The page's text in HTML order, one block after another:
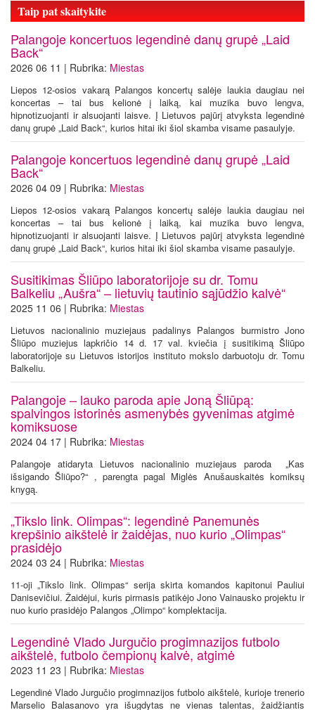
Taip pat skaitykite
Palangoje koncertuos legendinė danų grupė „Laid
Back“
2026 06 11 | Rubrika: Miestas
Liepos 12-osios vakarą Palangos koncertų salėje laukia daugiau nei
koncertas – tai bus kelionė į laiką, kai muzika buvo lengva,
hipnotizuojanti ir alsuojanti laisve. Į Lietuvos pajūrį atvyksta legendinė
danų grupė „Laid Back“, kurios hitai iki šiol skamba visame pasaulyje.
Palangoje koncertuos legendinė danų grupė „Laid
Back“
2026 04 09 | Rubrika: Miestas
Liepos 12-osios vakarą Palangos koncertų salėje laukia daugiau nei
koncertas – tai bus kelionė į laiką, kai muzika buvo lengva,
hipnotizuojanti ir alsuojanti laisve. Į Lietuvos pajūrį atvyksta legendinė
danų grupė „Laid Back“, kurios hitai iki šiol skamba visame pasaulyje.
Susitikimas Šliūpo laboratorijoje su dr. Tomu
Balkeliu „Aušra“ – lietuvių tautinio sąjūdžio kalvė“
2025 11 06 | Rubrika: Miestas
Lietuvos nacionalinio muziejaus padalinys Palangos burmistro Jono
Šliūpo muziejus lapkričio 14 d. 17 val. kviečia į susitikimą Šliūpo
laboratorijoje su Lietuvos istorijos instituto mokslo darbuotoju dr. Tomu
Balkeliu.
Palangoje – lauko paroda apie Joną Šliūpą:
spalvingos istorinės asmenybės gyvenimas atgimė
komiksuose
2024 04 17 | Rubrika: Miestas
Palangoje atidaryta Lietuvos nacionalinio muziejaus paroda „Kas
išsigando Šliūpo?“ , parengta pagal Miglės Anušauskaitės komiksų
knygą.
„Tikslo link. Olimpas“: legendinė Panemunės
krepšinio aikštelė ir žaidėjas, nuo kurio „Olimpas“
prasidėjo
2024 03 24 | Rubrika: Miestas
11-oji „Tikslo link. Olimpas“ serija skirta komandos kapitonui Pauliui
Danisevičiui. Žaidėjui, kuris pirmasis patikėjo Jono Vainausko projektu ir
nuo kurio prasidėjo Palangos „Olimpo“ komplektacija.
Legendinė Vlado Jurgučio progimnazijos futbolo
aikštelė, futbolo čempionų kalvė, atgimė
2023 11 23 | Rubrika: Miestas
Legendinė Vlado Jurgučio progimnazijos futbolo aikštelė, kurioje trenerio
Marselio Balasanovo yra išugdytas ne vienas talentas, žaidžiantis